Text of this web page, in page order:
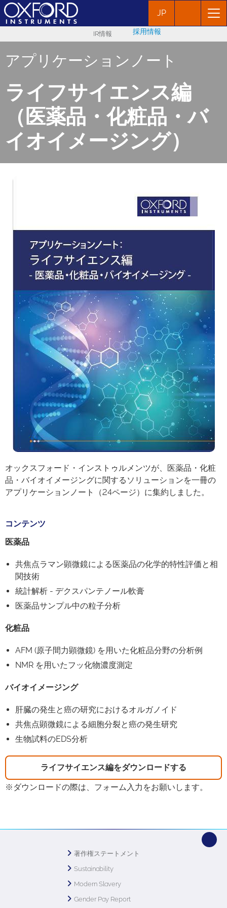
JP
IR情報 採用情報
アプリケーションノート
ライフサイエンス編
（医薬品・化粧品・バ
イオイメージング）
オックスフォード・インストゥルメンツが、医薬品・化粧
品・バイオイメージングに関するソリューションを一冊の
アプリケーションノート（24ページ）に集約しました。
コンテンツ
医薬品
共焦点ラマン顕微鏡による医薬品の化学的特性評価と相
関技術
統計解析 - デクスパンテノール軟膏
医薬品サンプル中の粒子分析
化粧品
AFM (原子間力顕微鏡) を用いた化粧品分野の分析例
NMR を用いたフッ化物濃度測定
バイオイメージング
肝臓の発生と癌の研究におけるオルガノイド
共焦点顕微鏡による細胞分裂と癌の発生研究
生物試料のEDS分析
ライフサイエンス編をダウンロードする
※ダウンロードの際は、フォーム入力をお願いします。
著作権ステートメント
Sustainability
Modern Slavery
Gender Pay Report